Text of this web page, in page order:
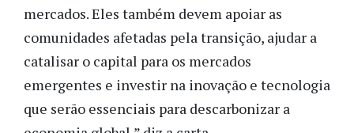
mercados. Eles também devem apoiar as
comunidades afetadas pela transição, ajudar a
catalisar o capital para os mercados
emergentes e investir na inovação e tecnologia
que serão essenciais para descarbonizar a